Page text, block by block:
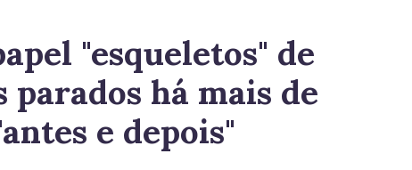
"esqueletos" de
parados há mais de
e depois"